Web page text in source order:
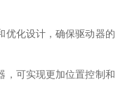
优化设计，确保驱动器的
，可实现更加位置控制和